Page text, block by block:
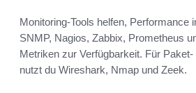
Monitoring-Tools helfen, Performance
SNMP, Nagios, Zabbix, Prometheus
Metriken zur Verfügbarkeit. Für
nutzt du Wireshark, Nmap und Zeek.